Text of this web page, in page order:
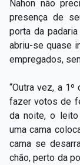
Nahon não
presença de
porta da
abriu-se quase
empregados,
“Outra vez, a
fazer votos de
da noite, o
uma cama
cama se
chão, perto da